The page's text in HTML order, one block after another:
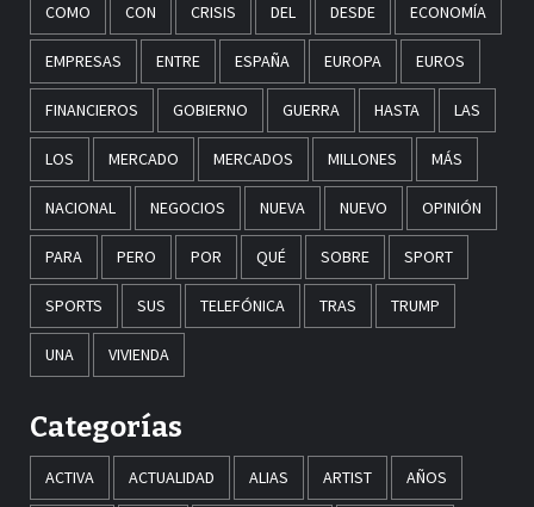
COMO CON CRISIS DEL DESDE ECONOMÍA
EMPRESAS ENTRE ESPAÑA EUROPA EUROS
FINANCIEROS GOBIERNO GUERRA HASTA LAS
LOS MERCADO MERCADOS MILLONES MÁS
NACIONAL NEGOCIOS NUEVA NUEVO OPINIÓN
PARA PERO POR QUÉ SOBRE SPORT
SPORTS SUS TELEFÓNICA TRAS TRUMP
UNA VIVIENDA
Categorías
ACTIVA ACTUALIDAD ALIAS ARTIST AÑOS